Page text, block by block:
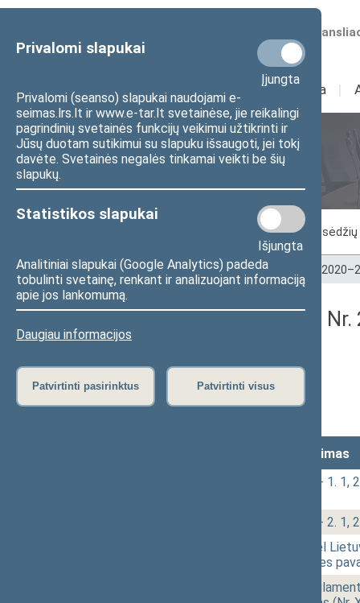
Privalomi slapukai
Įjungta
Privalomi (seanso) slapukai naudojami e-
seimas.lrs.lt ir www.e-tar.lt svetainėse, jie reikalingi
pagrindinių svetainės funkcijų veikimui užtikrinti ir
Jūsų duotam sutikimui su slapuku išsaugoti, jei tokį
davėte. Svetainės negalės tinkamai veikti be šių
slapukų.
Statistikos slapukai
Išjungta
Analitiniai slapukai (Google Analytics) padeda
tobulinti svetainę, renkant ir analizuojant informaciją
apie jos lankomumą.
Daugiau informacijos
Patvirtinti pasirinktus Patvirtinti visus
Numatomos
Sudėtis Veikla I
Seimo posėdžiai
Posėdžiai
Pradžia>Seimo posėdžiai>Kadencijos
Seimo vakarinis posėdis
Stenograma
Vaizdo įrašas
Svarstytas klausimas
Klausimų grupė: 2 - 1.
Klausimų grupė: 2 - 2. 1,
Seimo statuto „Dėl
straipsnių ir III dalies
Įstatymo „Dėl